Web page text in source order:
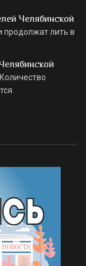
Челябинской
лить в
Количество